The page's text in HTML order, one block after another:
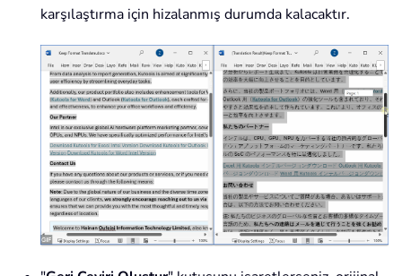
karşılaştırma için hizalanmış durumda kalacaktır.